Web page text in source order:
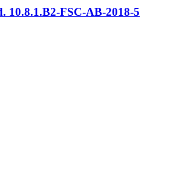
10.8.1.B2-FSC-AB-2018-5